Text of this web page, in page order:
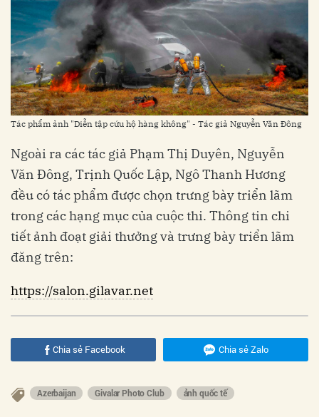
Tác phẩm ảnh "Diễn tập cứu hộ hàng không" - Tác giả Nguyễn Văn Đông
Ngoài ra các tác giả Phạm Thị Duyên, Nguyễn
Văn Đông, Trịnh Quốc Lập, Ngô Thanh Hương
đều có tác phẩm được chọn trưng bày triển lãm
trong các hạng mục của cuộc thi. Thông tin chi
tiết ảnh đoạt giải thưởng và trưng bày triển lãm
đăng trên:
https://salon.gilavar.net
Chia sẻ Facebook Chia sẻ Zalo
Azerbaijan Givalar Photo Club ảnh quốc tế